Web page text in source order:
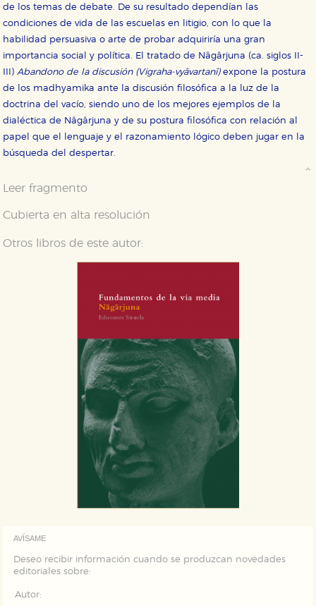
de los temas de debate. De su resultado dependían las
condiciones de vida de las escuelas en litigio, con lo que la
habilidad persuasiva o arte de probar adquiriría una gran
importancia social y política. El tratado de Nâgârjuna (ca. siglos II-
III)Abandono de la discusión (Vigraha-vyâvartanî)expone la postura
de los madhyamika ante la discusión filosófica a la luz de la
doctrina del vacío, siendo uno de los mejores ejemplos de la
dialéctica de Nâgârjuna y de su postura filosófica con relación al
papel que el lenguaje y el razonamiento lógico deben jugar en la
búsqueda del despertar.
Leer fragmento
Cubierta en alta resolución
Otros libros de este autor:
AVÍSAME
Deseo recibir información cuando se produzcan novedades
editoriales sobre:
Autor:
CONFIGURACIÓN DE COOKIES
HABILITAR TODO RECHAZAR TODO
Cookies necesarias
Estas cookies son necesarias para que nuestro sitio
web funcione y no es posible deshabilitarlas desde
nuestro sistema. Es posible hacerlo desde el
correctamente.
Estas cookies se utilizan para mejorar su experiencia
nuestro sitio web. Almacenan configuraciones de
vez que nos visita. La información es agregada y, por lo
Cookies de publicidad y redes sociales
Estas cookies son gestionadas por nuestros socios
publicitarios y se utilizan para mostrar publicidad
almacenan directamente información personal sino
que se basan en la identificación única de su
navegador y dispositivo de internet.
GUARDAR CONFIGURACIÓN
Puede consultar nuestra política de cookies